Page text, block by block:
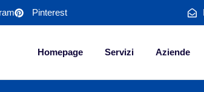
Pinterest
Homepage Servizi Aziende